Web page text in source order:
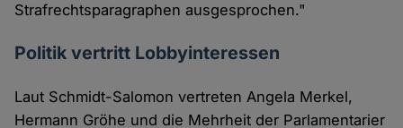
Strafrechtsparagraphen ausgesprochen."
Politik vertritt Lobbyinteressen
Laut Schmidt-Salomon vertreten Angela Merkel,
Hermann Gröhe und die Mehrheit der Parlamentarier